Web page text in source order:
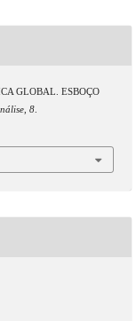
GLOBAL. ESBOÇO
, 8.